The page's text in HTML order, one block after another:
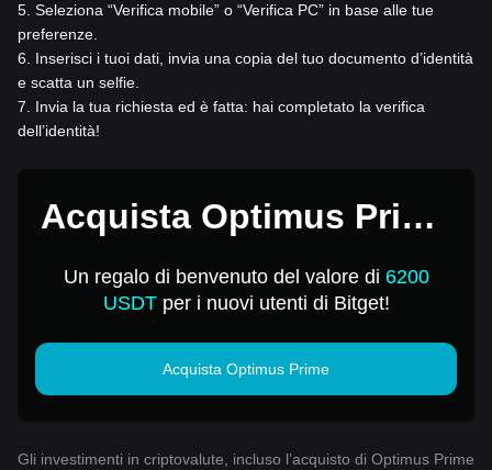
5 Seleziona “Verifica mobile” o “Verifica PC” in base alle tue
preferenze.
6
Inserisci i tuoi dati, invia una copia del tuo documento d’identità
e scatta un selfie.
7
Invia la tua richiesta ed è fatta: hai completato la verifica
dell’identità!
Acquista Optimus Prime
Un regalo di benvenuto del valore di 6200
USDTper i nuovi utenti di Bitget!
Acquista Optimus Prime
Gli investimenti in criptovalute, incluso l’acquisto di Optimus Prime